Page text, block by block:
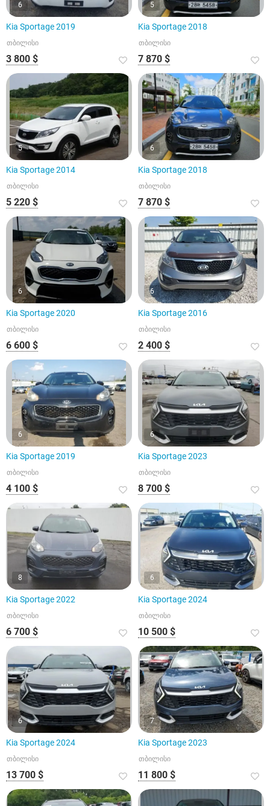
6
Kia Sportage 2019
თბილისი
3 800 $
5
Kia Sportage 2018
თბილისი
7 870 $
5
Kia Sportage 2014
თბილისი
5 220 $
6
Kia Sportage 2018
თბილისი
7 870 $
6
Kia Sportage 2020
თბილისი
6 600 $
6
Kia Sportage 2016
თბილისი
2 400 $
6
Kia Sportage 2019
თბილისი
4 100 $
6
Kia Sportage 2023
თბილისი
8 700 $
8
Kia Sportage 2022
თბილისი
6 700 $
6
Kia Sportage 2024
თბილისი
10 500 $
6
Kia Sportage 2024
თბილისი
13 700 $
7
Kia Sportage 2023
თბილისი
11 800 $